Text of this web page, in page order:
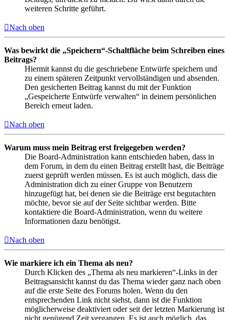
weiteren Schritte geführt.
Nach oben
Was bewirkt die „Speichern“-Schaltfläche beim Schreiben eines
Beitrags?
Hiermit kannst du die geschriebene Entwürfe speichern und
zu einem späteren Zeitpunkt vervollständigen und absenden.
Den gesicherten Beitrag kannst du mit der Funktion
„Gespeicherte Entwürfe verwalten“ in deinem persönlichen
Bereich erneut laden.
Nach oben
Warum muss mein Beitrag erst freigegeben werden?
Die Board-Administration kann entschieden haben, dass in
dem Forum, in dem du einen Beitrag erstellt hast, die Beiträge
zuerst geprüft werden müssen. Es ist auch möglich, dass die
Administration dich zu einer Gruppe von Benutzern
hinzugefügt hat, bei denen sie die Beiträge erst begutachten
möchte, bevor sie auf der Seite sichtbar werden. Bitte
kontaktiere die Board-Administration, wenn du weitere
Informationen dazu benötigst.
Nach oben
Wie markiere ich ein Thema als neu?
Durch Klicken des „Thema als neu markieren“-Links in der
Beitragsansicht kannst du das Thema wieder ganz nach oben
auf die erste Seite des Forums holen. Wenn du den
entsprechenden Link nicht siehst, dann ist die Funktion
möglicherweise deaktiviert oder seit der letzten Markierung ist